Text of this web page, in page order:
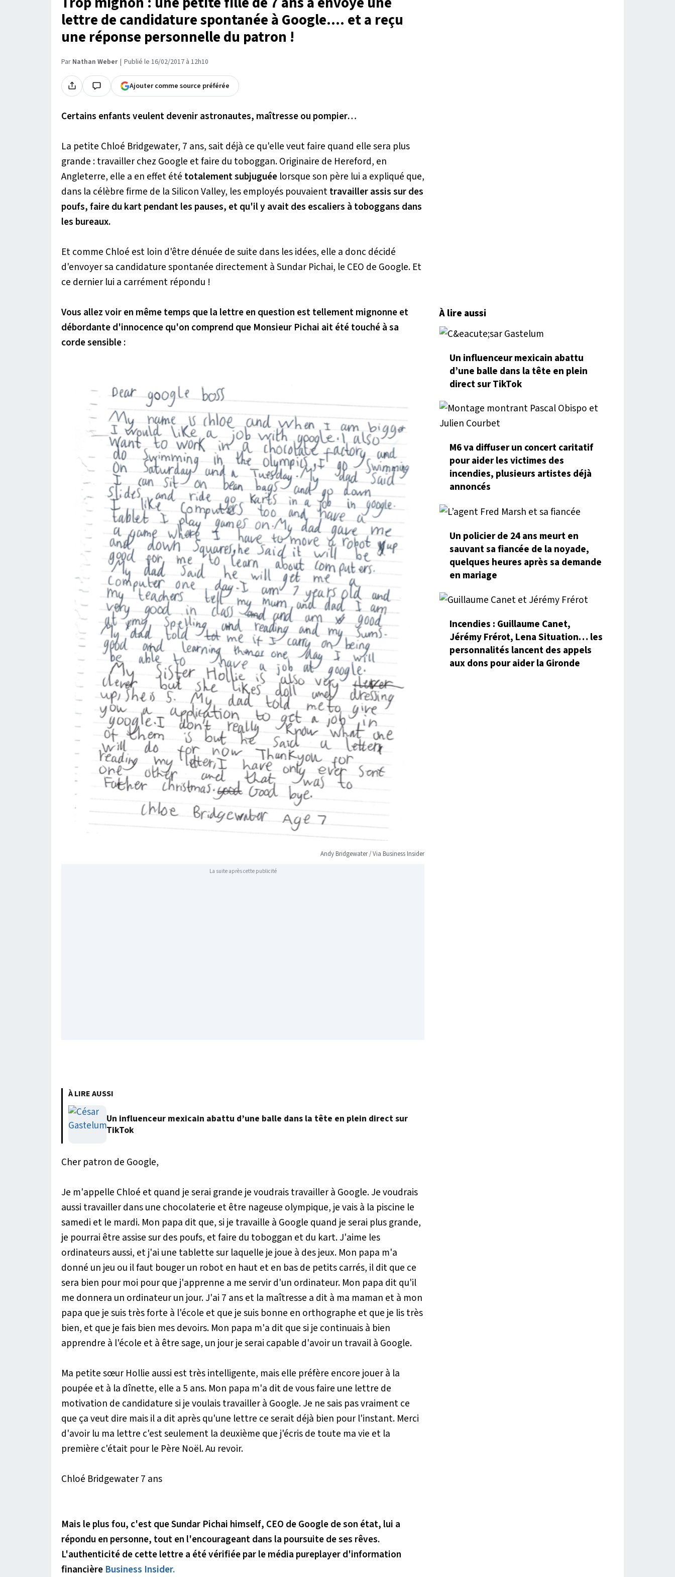
lettre de candidature spontanée à Google.... et a reçu
une réponse personnelle du patron !
Par Nathan Weber Publié le 16/02/2017 à 12h10
Ajouter comme source préférée
Certains enfants veulent devenir astronautes, maîtresse ou pompier…
La petite Chloé Bridgewater, 7 ans, sait déjà ce qu'elle veut faire quand elle sera plus
grande : travailler chez Google et faire du toboggan. Originaire de Hereford, en
Angleterre, elle a en effet été totalement subjuguée lorsque son père lui a expliqué que,
dans la célèbre firme de la Silicon Valley, les employés pouvaienttravailler assis sur des
poufs, faire du kart pendant les pauses, et qu'il y avait des escaliers à toboggans dans
les bureaux.
Et comme Chloé est loin d'être dénuée de suite dans les idées, elle a donc décidé
d'envoyer sa candidature spontanée directement à Sundar Pichai, le CEO de Google. Et
ce dernier lui a carrément répondu !
Vous allez voir en même temps que la lettre en question est tellement mignonne et
débordante d'innocence qu'on comprend que Monsieur Pichai ait été touché à sa
corde sensible :
Andy Bridgewater / Via Business Insider
La suite après cette publicité
À LIRE AUSSI
Un influenceur mexicain abattu d’une balle dans la tête en plein direct sur
TikTok
Cher patron de Google,
Je m'appelle Chloé et quand je serai grande je voudrais travailler à Google. Je voudrais
aussi travailler dans une chocolaterie et être nageuse olympique, je vais à la piscine le
samedi et le mardi. Mon papa dit que, si je travaille à Google quand je serai plus grande,
je pourrai être assise sur des poufs, et faire du toboggan et du kart. J'aime les
ordinateurs aussi, et j'ai une tablette sur laquelle je joue à des jeux. Mon papa m'a
donné un jeu ou il faut bouger un robot en haut et en bas de petits carrés, il dit que ce
sera bien pour moi pour que j'apprenne a me servir d'un ordinateur. Mon papa dit qu'il
me donnera un ordinateur un jour. J'ai 7 ans et la maîtresse a dit à ma maman et à mon
papa que je suis très forte à l'école et que je suis bonne en orthographe et que je lis très
bien, et que je fais bien mes devoirs. Mon papa m'a dit que si je continuais à bien
apprendre à l'école et à être sage, un jour je serai capable d'avoir un travail à Google.
Ma petite sœur Hollie aussi est très intelligente, mais elle préfère encore jouer à la
poupée et à la dînette, elle a 5 ans. Mon papa m'a dit de vous faire une lettre de
motivation de candidature si je voulais travailler à Google. Je ne sais pas vraiment ce
que ça veut dire mais il a dit après qu'une lettre ce serait déjà bien pour l'instant. Merci
d'avoir lu ma lettre c'est seulement la deuxième que j'écris de toute ma vie et la
première c'était pour le Père Noël. Au revoir.
Chloé Bridgewater 7 ans
Mais le plus fou, c'est que Sundar Pichai himself, CEO de Google de son état, lui a
répondu en personne, tout en l'encourageant dans la poursuite de ses rêves.
L'authenticité de cette lettre a été vérifiée par le média pureplayer d'information
financière Business Insider.
À lire aussi
Un influenceur mexicain abattu
d’une balle dans la tête en plein
direct sur TikTok
M6 va diffuser un concert caritatif
pour aider les victimes des
incendies, plusieurs artistes déjà
annoncés
Un policier de 24 ans meurt en
sauvant sa fiancée de la noyade,
quelques heures après sa demande
en mariage
Incendies : Guillaume Canet,
Jérémy Frérot, Lena Situation… les
personnalités lancent des appels
aux dons pour aider la Gironde